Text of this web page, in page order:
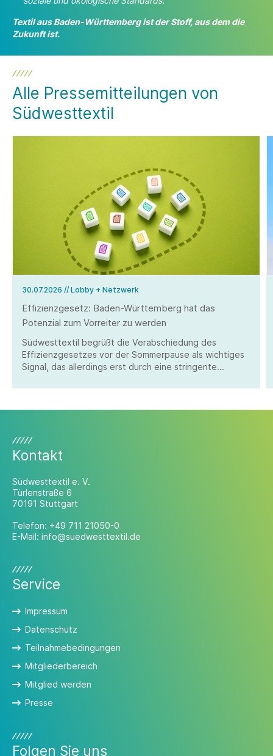
Textil aus Baden-Württemberg ist der Stoff, aus dem die
Zukunft ist.
Alle Pressemitteilungen von
Südwesttextil
30.07.2026 // Lobby + Netzwerk
Effizienzgesetz: Baden-Württemberg hat das
Potenzial zum Vorreiter zu werden
Südwesttextil begrüßt die Verabschiedung des
Effizienzgesetzes vor der Sommerpause als wichtiges
Signal, das allerdings erst durch eine stringente
Kontakt
Südwesttextil e. V.
Türlenstraße 6
70191 Stuttgart
Telefon: +49 711 21050-0
E-Mail: info@suedwesttextil.de
Service
Impressum
Datenschutz
Teilnahmebedingungen
Mitgliederbereich
Mitglied werden
Presse
Folgen Sie uns